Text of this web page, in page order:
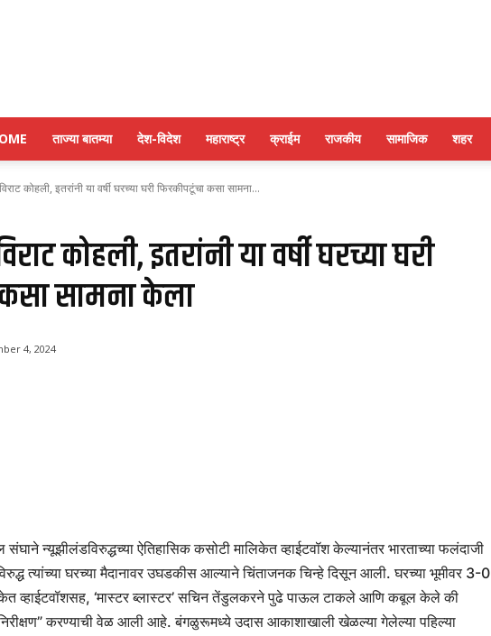
पुणे
ताज्या बातम्या देश-विदेश महाराष्ट्र क्राईम राजकीय सामाजिक शहर
विराट कोहली, इतरांनी या वर्षी घरच्या घरी फिरकीपटूंचा कसा सामना...
कोहली, इतरांनी या वर्षी घरच्या घरी
सामना केला
4, 2024
संघाने न्यूझीलंडविरुद्धच्या ऐतिहासिक कसोटी मालिकेत व्हाईटवॉश केल्यानंतर भारताच्या फलंदाजी
त्यांच्या घरच्या मैदानावर उघडकीस आल्याने चिंताजनक चिन्हे दिसून आली. घरच्या भूमीवर 3-0
व्हाईटवॉशसह, ‘मास्टर ब्लास्टर’ सचिन तेंडुलकरने पुढे पाऊल टाकले आणि कबूल केले की
करण्याची वेळ आली आहे. बंगळुरूमध्ये उदास आकाशाखाली खेळल्या गेलेल्या पहिल्या